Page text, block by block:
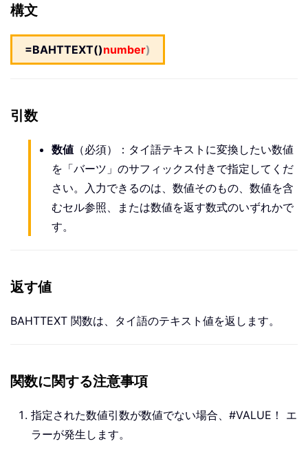
構文
=BAHTTEXT()number)
引数
数値 （必須）：タイ語テキストに変換したい数値
を「バーツ」のサフィックス付きで指定してくだ
さい。入力できるのは、数値そのもの、数値を含
むセル参照、または数値を返す数式のいずれかで
す。
返す値
BAHTTEXT 関数は、タイ語のテキスト値を返します。
関数に関する注意事項
指定された数値引数が数値でない場合、#VALUE！ エ
ラーが発生します。